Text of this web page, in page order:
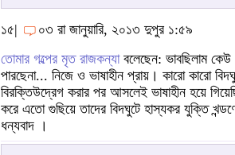
১৫|
০৩ রা জানুয়ারি, ২০১৩ দুপুর ১:৫৯
তোমার গল্পের মৃত রাজকন্যাবলেছেন: ভাবছিলাম
পারছেনা... নিজে ও ভাষাহীন প্রায়। কারো কারো
বিরক্তিউদ্রেগ করার পর আসলেই ভাষাহীন হয়ে
করে এতো গুছিয়ে তাদের বিদঘুটে হাস্যকর যুক্তি
ধন্যবাদ ।